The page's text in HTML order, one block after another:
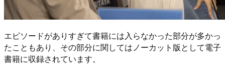
エピソードがありすぎて書籍には入らなかった部分が多かっ
たこともあり、その部分に関してはノーカット版として電子
書籍に収録されています。